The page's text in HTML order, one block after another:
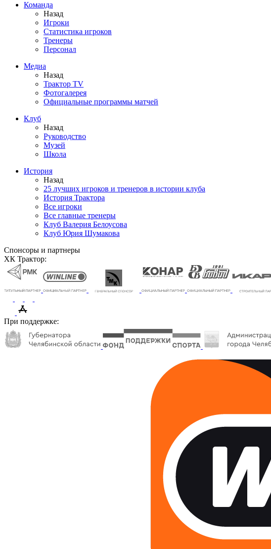
Команда
Назад
Игроки
Статистика игроков
Тренеры
Персонал
Медиа
Назад
Трактор TV
Фотогалерея
Официальные программы матчей
Клуб
Назад
Руководство
Музей
Школа
История
Назад
25 лучших игроков и тренеров в истории клуба
История Трактора
Все игроки
Все главные тренеры
Клуб Валерия Белоусова
Клуб Юрия Шумакова
Спонсоры и партнеры
ХК Трактор:
При поддержке: